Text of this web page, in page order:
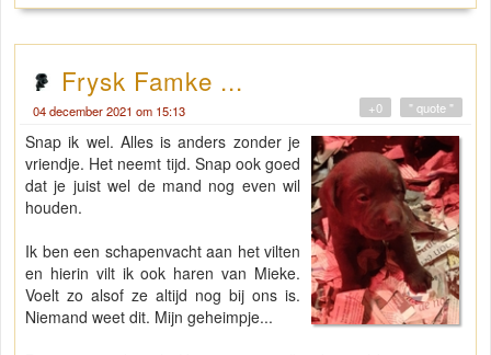
Frysk Famke ...
04 december 2021 om 15:13 " quote "
+0
Snap ik wel. Alles is anders zonder je
vriendje. Het neemt tijd. Snap ook goed
dat je juist wel de mand nog even wil
houden.
Ik ben een schapenvacht aan het vilten
en hierin vilt ik ook haren van Mieke.
Voelt zo alsof ze altijd nog bij ons is.
Niemand weet dit. Mijn geheimpje...